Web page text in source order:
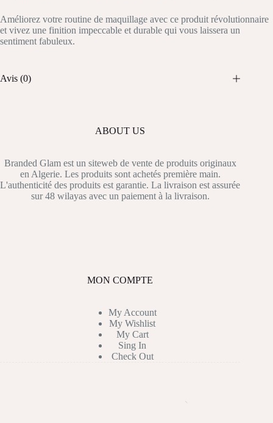
Améliorez votre routine de maquillage avec ce produit révolutionnaire
et vivez une finition impeccable et durable qui vous laissera un
sentiment fabuleux.
Avis (0)
ABOUT US
Branded Glam est un siteweb de vente de produits originaux
en Algerie. Les produits sont achetés première main.
L'authenticité des produits est garantie. La livraison est assurée
sur 48 wilayas avec un paiement à la livraison.
MON COMPTE
My Account
My Wishlist
My Cart
Sing In
Check Out